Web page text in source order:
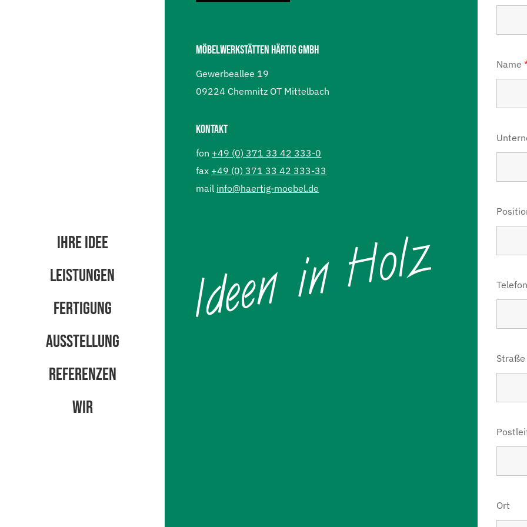
IHRE IDEE
LEISTUNGEN
FERTIGUNG
AUSSTELLUNG
REFERENZEN
WIR
MÖBELWERKSTÄTTEN HÄRTIG GMBH
Gewerbeallee 19
09224 Chemnitz OT Mittelbach
KONTAKT
fon +49 (0) 371 33 42 333-0
fax +49 (0) 371 33 42 333-33
mail info@haertig-moebel.de
Name
Telefon
Straße
Ort